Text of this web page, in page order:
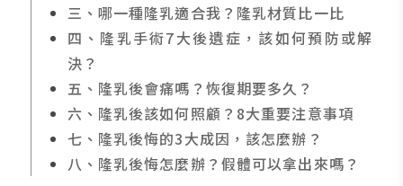
三、哪一種隆乳適合我？隆乳材質比一比
四、隆乳手術7大後遺症，該如何預防或解
決？
五、隆乳後會痛嗎？恢復期要多久？
六、隆乳後該如何照顧？8大重要注意事項
七、隆乳後悔的3大成因，該怎麼辦？
八、隆乳後悔怎麼辦？假體可以拿出來嗎？